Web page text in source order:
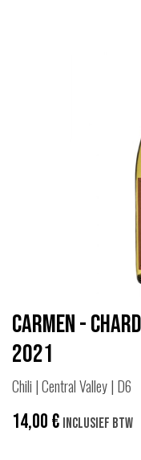
Carmen -
2021
Chili | Central Valley | D6
14,00€ Inclusief btw